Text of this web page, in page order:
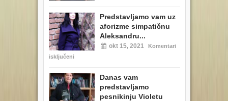
Predstavljamo vam uz
aforizme simpatičnu
Aleksandru...
okt 15, 2021
Komentari
isključeni
Danas vam
predstavljamo
pesnikinju Violetu